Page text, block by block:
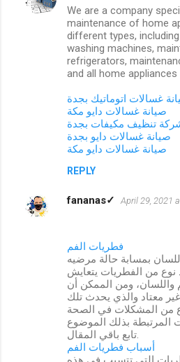
We are a company
maintenance of home
different types,
washing machines,
refrigerators,
and all home appliances
غسالات اتوماتيك بجدة
صيانة غسالات دايو مكة
تنظيف مكيفات بجدة
صيانة غسالات دايو بجدة
صيانة غسالات دايو مكة
REPLY
fananas✓ April 29, 2021
فطريات الفم
بمسابة حالة مرضيه
من الفطريات يتعايش
واللسان، ومن الممكن أن
معتاد والذي يحدث تلك
المرتبطة بذلك الموضوع
أسباب فطريات الفم